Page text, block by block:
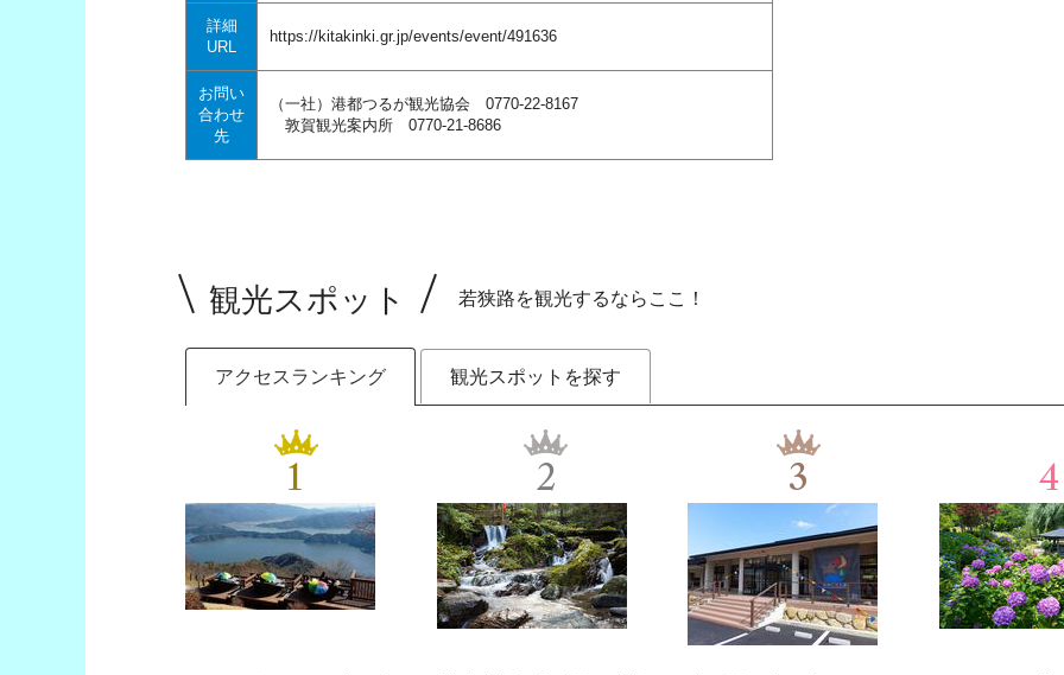
詳細
URL
https://kitakinki.gr.jp/events/event/491636
お問い
合わせ
先
（一社）港都つるが観光協会 0770-22-8167
敦賀観光案内所 0770-21-8686
観光スポット 若狭路を観光するならここ！
アクセスランキング 観光スポットを探す
1 2 3 4